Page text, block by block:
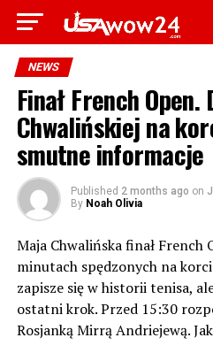
NEWS
Finał French
Chwalińskiej na
smutne informacje
Published 2 months ago on
By Noah Olivia
Maja Chwalińska finał French
minutach spędzonych na
zapisze się w historii tenisa,
ostatni krok. Przed 15:30
Rosjanką Mirrą Andriejewą.